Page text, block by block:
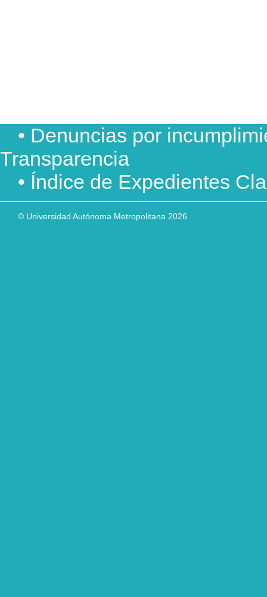
• Denuncias por
Transparencia
• Índice de Expedientes
© Universidad Autónoma Metropolitana 2026